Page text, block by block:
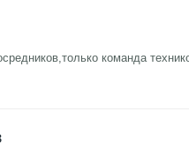
команда